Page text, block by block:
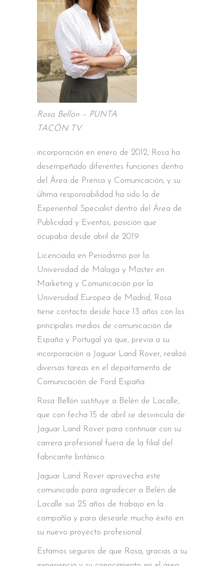
Rosa Bellón – PUNTA
TACÓN TV
incorporación en enero de 2012, Rosa ha
desempeñado diferentes funciones dentro
del Área de Prensa y Comunicación, y su
última responsabilidad ha sido la de
Experiential Specialist dentro del Área de
Publicidad y Eventos, posición que
ocupaba desde abril de 2019.
Licenciada en Periodismo por la
Universidad de Málaga y Master en
Marketing y Comunicación por la
Universidad Europea de Madrid, Rosa
tiene contacto desde hace 13 años con los
principales medios de comunicación de
España y Portugal ya que, previa a su
incorporación a Jaguar Land Rover, realizó
diversas tareas en el departamento de
Comunicación de Ford España.
Rosa Bellón sustituye a Belén de Lacalle,
que con fecha 15 de abril se desvincula de
Jaguar Land Rover para continuar con su
carrera profesional fuera de la filial del
fabricante británico.
Jaguar Land Rover aprovecha este
comunicado para agradecer a Belén de
Lacalle sus 25 años de trabajo en la
compañía y para desearle mucho éxito en
su nuevo proyecto profesional.
Estamos seguros de que Rosa, gracias a su